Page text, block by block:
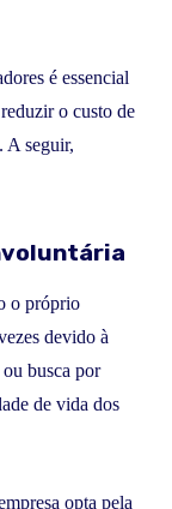
é essencial
o custo de
. A seguir,
o próprio
devido à
busca por
de vida dos
opta pela